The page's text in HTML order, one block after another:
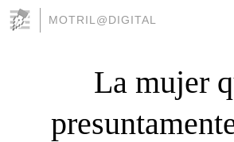
MOTRIL@DIGITAL
La mujer